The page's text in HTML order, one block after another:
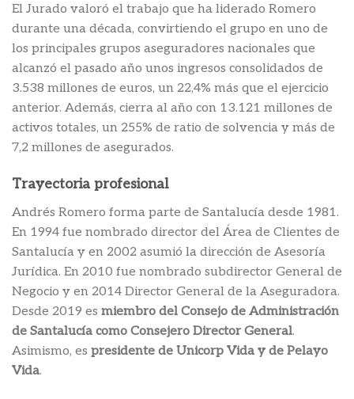
El Jurado valoró el trabajo que ha liderado Romero
durante una década, convirtiendo el grupo en uno de
los principales grupos aseguradores nacionales que
alcanzó el pasado año unos ingresos consolidados de
3.538 millones de euros, un 22,4% más que el ejercicio
anterior. Además, cierra al año con 13.121 millones de
activos totales, un 255% de ratio de solvencia y más de
7,2 millones de asegurados.
Trayectoria profesional
Andrés Romero forma parte de Santalucía desde 1981.
En 1994 fue nombrado director del Área de Clientes de
Santalucía y en 2002 asumió la dirección de Asesoría
Jurídica. En 2010 fue nombrado subdirector General de
Negocio y en 2014 Director General de la Aseguradora.
Desde 2019 es miembro del Consejo de Administración
de Santalucía como Consejero Director General.
Asimismo, es presidente de Unicorp Vida y de Pelayo
Vida.